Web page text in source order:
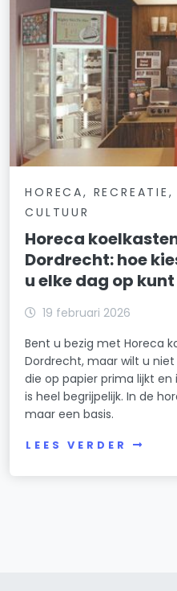
HORECA, RECREATIE,
CULTUUR
Horeca
Dordrecht: hoe
u elke dag op
19 februari 2026
Bent u bezig met Horeca
Dordrecht, maar wilt u
die op papier prima lijkt
is heel begrijpelijk. In de
maar een basis.
LEES VERDER